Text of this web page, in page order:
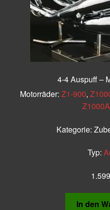
4-4 Auspuff –
Motorräder: Z1-900,
Kategorie:
Typ:
In den